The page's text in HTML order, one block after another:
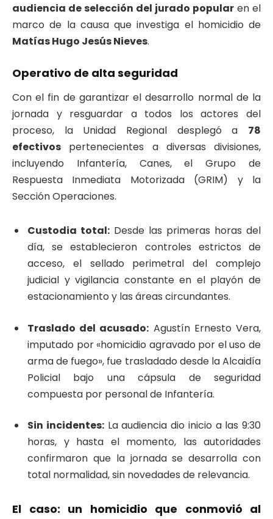
audiencia de selección del jurado popular en el
marco de la causa que investiga el homicidio de
Matías Hugo Jesús Nieves.
Operativo de alta seguridad
Con el fin de garantizar el desarrollo normal de la
jornada y resguardar a todos los actores del
proceso, la Unidad Regional desplegó a 78
efectivos pertenecientes a diversas divisiones,
incluyendo Infantería, Canes, el Grupo de
Respuesta Inmediata Motorizada (GRIM) y la
Sección Operaciones.
Custodia total: Desde las primeras horas del
día, se establecieron controles estrictos de
acceso, el sellado perimetral del complejo
judicial y vigilancia constante en el playón de
estacionamiento y las áreas circundantes.
Traslado del acusado: Agustín Ernesto Vera,
imputado por «homicidio agravado por el uso de
arma de fuego», fue trasladado desde la Alcaidía
Policial bajo una cápsula de seguridad
compuesta por personal de Infantería.
Sin incidentes:La audiencia dio inicio a las 9:30
horas, y hasta el momento, las autoridades
confirmaron que la jornada se desarrolla con
total normalidad, sin novedades de relevancia.
El caso: un homicidio que conmovió al